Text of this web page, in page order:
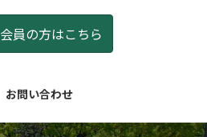
会員の方はこちら
お問い合わせ